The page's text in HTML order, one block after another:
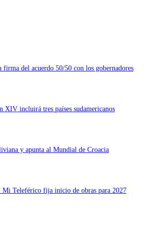
del acuerdo 50/50 con los gobernadores
XIV incluirá tres países sudamericanos
y apunta al Mundial de Croacia
Mi Teleférico fija inicio de obras para 2027